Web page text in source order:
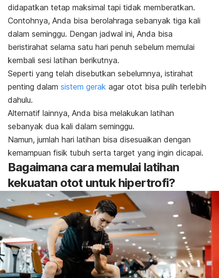
didapatkan tetap maksimal tapi tidak memberatkan.
Contohnya, Anda bisa berolahraga sebanyak tiga kali
dalam seminggu. Dengan jadwal ini, Anda bisa
beristirahat selama satu hari penuh sebelum memulai
kembali sesi latihan berikutnya.
Seperti yang telah disebutkan sebelumnya, istirahat
penting dalam sistem gerak agar otot bisa pulih terlebih
dahulu.
Alternatif lainnya, Anda bisa melakukan latihan
sebanyak dua kali dalam seminggu.
Namun, jumlah hari latihan bisa disesuaikan dengan
kemampuan fisik tubuh serta target yang ingin dicapai.
Bagaimana cara memulai latihan
kekuatan otot untuk hipertrofi?